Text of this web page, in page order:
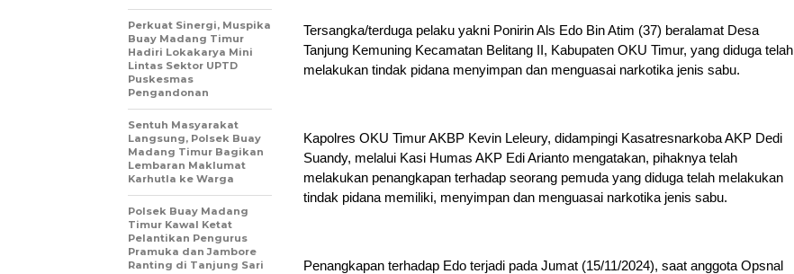
Tersangka/terduga pelaku yakni Ponirin Als Edo Bin Atim (37) beralamat Desa
Tanjung Kemuning Kecamatan Belitang II, Kabupaten OKU Timur, yang diduga telah
melakukan tindak pidana menyimpan dan menguasai narkotika jenis sabu.
Kapolres OKU Timur AKBP Kevin Leleury, didampingi Kasatresnarkoba AKP Dedi
Suandy, melalui Kasi Humas AKP Edi Arianto mengatakan, pihaknya telah
melakukan penangkapan terhadap seorang pemuda yang diduga telah melakukan
tindak pidana memiliki, menyimpan dan menguasai narkotika jenis sabu.
Penangkapan terhadap Edo terjadi pada Jumat (15/11/2024), saat anggota Opsnal
Perkuat Sinergi, Muspika
Buay Madang Timur
Hadiri Lokakarya Mini
Lintas Sektor UPTD
Puskesmas
Pengandonan
Sentuh Masyarakat
Langsung, Polsek Buay
Madang Timur Bagikan
Lembaran Maklumat
Karhutla ke Warga
Polsek Buay Madang
Timur Kawal Ketat
Pelantikan Pengurus
Pramuka dan Jambore
Ranting di Tanjung Sari